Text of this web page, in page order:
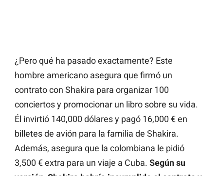
¿Pero qué ha pasado exactamente? Este
hombre americano asegura que firmó un
contrato con Shakira para organizar 100
conciertos y promocionar un libro sobre su vida.
Él invirtió 140,000 dólares y pagó 16,000 € en
billetes de avión para la familia de Shakira.
Además, asegura que la colombiana le pidió
3,500 € extra para un viaje a Cuba. Según su